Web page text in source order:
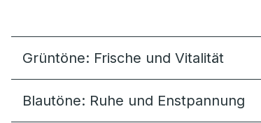
Grüntöne: Frische und Vitalität
Blautöne: Ruhe und Enstpannung